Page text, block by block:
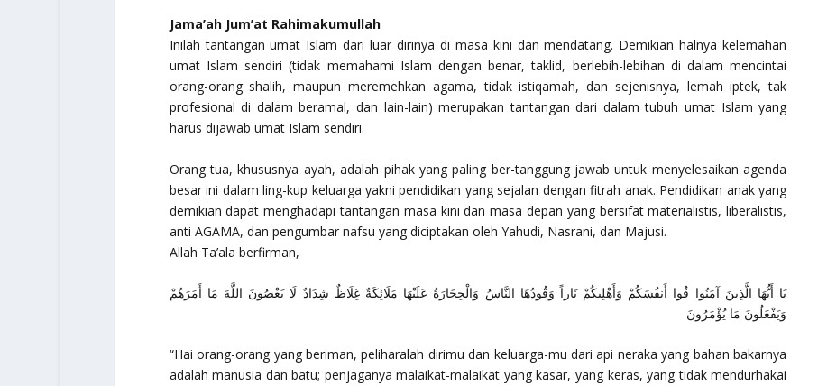
Jama’ah Jum’at Rahimakumullah
Inilah tantangan umat Islam dari luar dirinya di masa kini dan mendatang. Demikian halnya kelemahan
umat Islam sendiri (tidak memahami Islam dengan benar, taklid, berlebih-lebihan di dalam mencintai
orang-orang shalih, maupun meremehkan agama, tidak istiqamah, dan sejenisnya, lemah iptek, tak
profesional di dalam beramal, dan lain-lain) merupakan tantangan dari dalam tubuh umat Islam yang
harus dijawab umat Islam sendiri.
Orang tua, khususnya ayah, adalah pihak yang paling ber-tanggung jawab untuk menyelesaikan agenda
besar ini dalam ling-kup keluarga yakni pendidikan yang sejalan dengan fitrah anak. Pendidikan anak yang
demikian dapat menghadapi tantangan masa kini dan masa depan yang bersifat materialistis, liberalistis,
anti AGAMA, dan pengumbar nafsu yang diciptakan oleh Yahudi, Nasrani, dan Majusi.
Allah Ta’ala berfirman,
يَا أَيُّهَا الَّذِينَ آمَنُوا قُوا أَنفُسَكُمْ وَأَهْلِيكُمْ نَاراً وَقُودُهَا النَّاسُ وَالْحِجَارَةُ عَلَيْهَا مَلَائِكَةٌ غِلَاظٌ شِدَادٌ لَا يَعْصُونَ اللَّهَ مَا أَمَرَهُمْ
وَيَفْعَلُونَ مَا يُؤْمَرُونَ
“Hai orang-orang yang beriman, peliharalah dirimu dan keluarga-mu dari api neraka yang bahan bakarnya
adalah manusia dan batu; penjaganya malaikat-malaikat yang kasar, yang keras, yang tidak mendurhakai